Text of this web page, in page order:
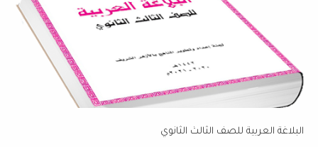
البلاغة العربية للصف الثالث الثانوي